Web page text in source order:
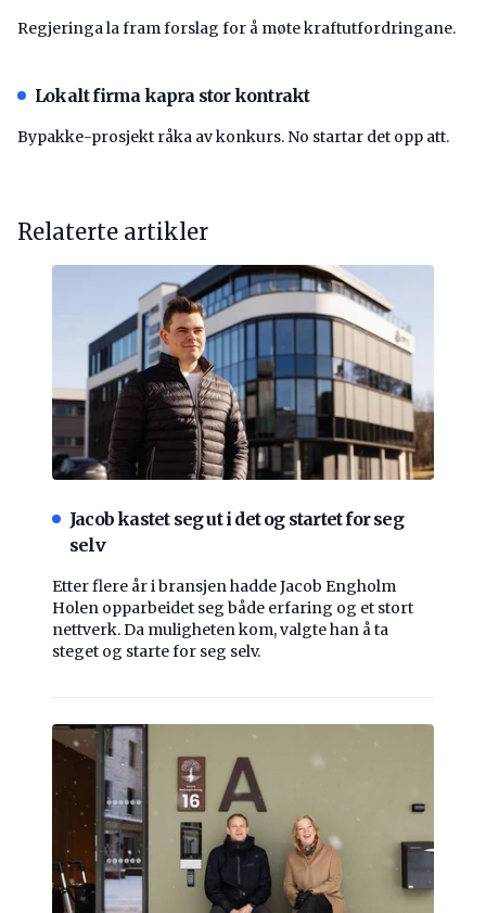
Regjeringa la fram forslag for å møte kraftutfordringane.
Lokalt firma kapra stor kontrakt
Bypakke-prosjekt råka av konkurs. No startar det opp att.
Relaterte artikler
Jacob kastet seg ut i det og startet for seg
selv
Etter flere år i bransjen hadde Jacob Engholm
Holen opparbeidet seg både erfaring og et stort
nettverk. Da muligheten kom, valgte han å ta
steget og starte for seg selv.